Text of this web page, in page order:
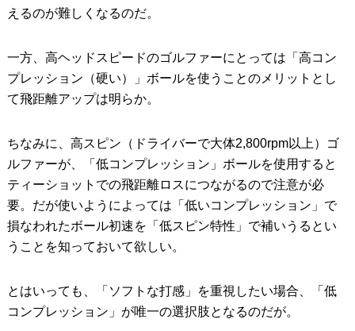
えるのが難しくなるのだ。
一方、高ヘッドスピードのゴルファーにとっては「高コン
プレッション（硬い）」ボールを使うことのメリットとし
て飛距離アップは明らか。
ちなみに、高スピン（ドライバーで大体2,800rpm以上）ゴ
ルファーが、「低コンプレッション」ボールを使用すると
ティーショットでの飛距離ロスにつながるので注意が必
要。だが使いようによっては「低いコンプレッション」で
損なわれたボール初速を「低スピン特性」で補いうるとい
うことを知っておいて欲しい。
とはいっても、「ソフトな打感」を重視したい場合、「低
コンプレッション」が唯一の選択肢となるのだが。